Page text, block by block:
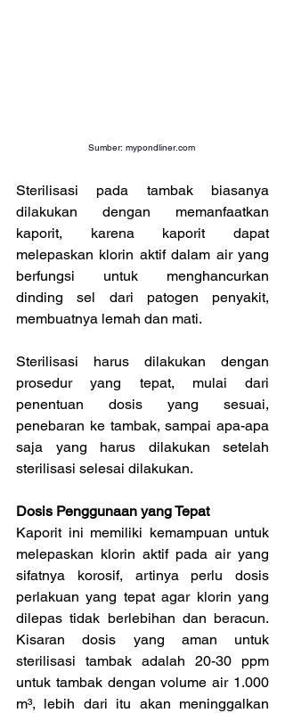
Sumber: mypondliner.com
Sterilisasi pada tambak biasanya
dilakukan dengan memanfaatkan
kaporit, karena kaporit dapat
melepaskan klorin aktif dalam air yang
berfungsi untuk menghancurkan
dinding sel dari patogen penyakit,
membuatnya lemah dan mati.
Sterilisasi harus dilakukan dengan
prosedur yang tepat, mulai dari
penentuan dosis yang sesuai,
penebaran ke tambak, sampai apa-apa
saja yang harus dilakukan setelah
sterilisasi selesai dilakukan.
Dosis Penggunaan yang Tepat
Kaporit ini memiliki kemampuan untuk
melepaskan klorin aktif pada air yang
sifatnya korosif, artinya perlu dosis
perlakuan yang tepat agar klorin yang
dilepas tidak berlebihan dan beracun.
Kisaran dosis yang aman untuk
sterilisasi tambak adalah 20-30 ppm
untuk tambak dengan volume air 1.000
m³, lebih dari itu akan meninggalkan